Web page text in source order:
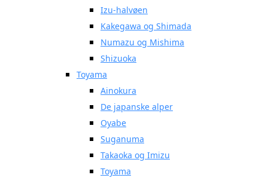
Izu-halvøen
Kakegawa og Shimada
Numazu og Mishima
Shizuoka
Toyama
Ainokura
De japanske alper
Oyabe
Suganuma
Takaoka og Imizu
Toyama